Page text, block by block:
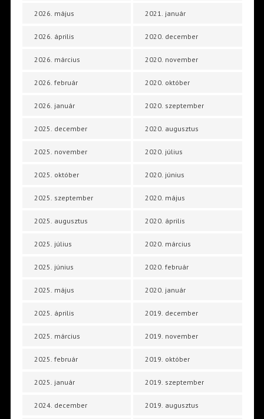
2026. május
2026. április
2026. március
2026. február
2026. január
2025. december
2025. november
2025. október
2025. szeptember
2025. augusztus
2025. július
2025. június
2025. május
2025. április
2025. március
2025. február
2025. január
2024. december
2021. január
2020. december
2020. november
2020. október
2020. szeptember
2020. augusztus
2020. július
2020. június
2020. május
2020. április
2020. március
2020. február
2020. január
2019. december
2019. november
2019. október
2019. szeptember
2019. augusztus